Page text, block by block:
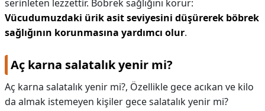
serinleten lezzettir. Böbrek sağlığını korur:
Vücudumuzdaki ürik asit seviyesini düşürerek böbrek
sağlığının korunmasına yardımcı olur.
Aç karna salatalık yenir mi?
Aç karna salatalık yenir mi?, Özellikle gece acıkan ve kilo
da almak istemeyen kişiler gece salatalık yenir mi?